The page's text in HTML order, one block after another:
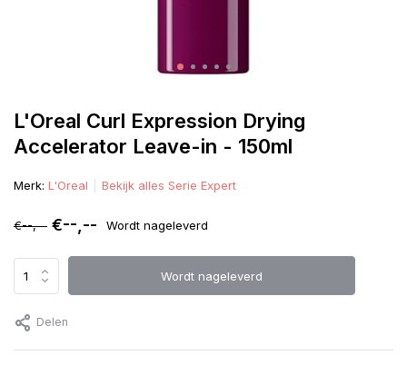
L'Oreal Curl Expression Drying
Accelerator Leave-in - 150ml
Merk: L'Oreal Bekijk alles Serie Expert
€--,-- €--,-- Wordt nageleverd
Wordt nageleverd
Delen